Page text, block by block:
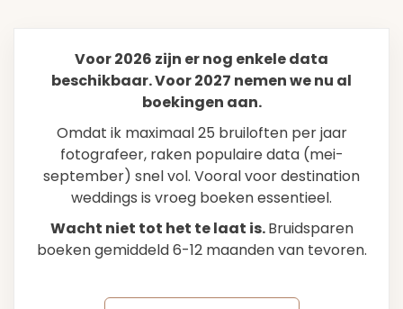
Voor 2026 zijn er nog enkele data
beschikbaar. Voor 2027 nemen we nu al
boekingen aan.
Omdat ik maximaal 25 bruiloften per jaar
fotografeer, raken populaire data (mei-
september) snel vol. Vooral voor destination
weddings is vroeg boeken essentieel.
Wacht niet tot het te laat is.Bruidsparen
boeken gemiddeld 6-12 maanden van tevoren.